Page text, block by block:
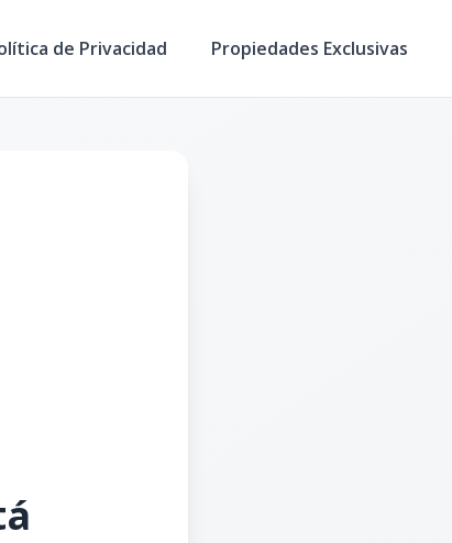
de Privacidad Propiedades Exclusivas